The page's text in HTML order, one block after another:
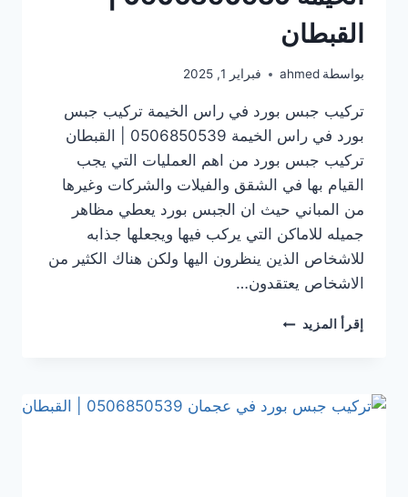
القبطان
بواسطة ahmed فبراير 1, 2025
تركيب جبس بورد في راس الخيمة تركيب جبس
بورد في راس الخيمة 0506850539 | القبطان
تركيب جبس بورد من اهم العمليات التي يجب
القيام بها في الشقق والفيلات والشركات وغيرها
من المباني حيث ان الجبس بورد يعطي مظاهر
جميله للاماكن التي يركب فيها ويجعلها جذابه
للاشخاص الذين ينظرون اليها ولكن هناك الكثير من
الاشخاص يعتقدون…
إقرأ المزيد تركيب
0506850539